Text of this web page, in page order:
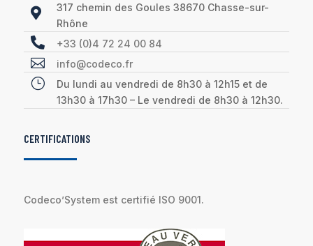

317 chemin des Goules 38670 Chasse-sur-
Rhône
 +33 (0)4 72 24 00 84
 info@codeco.fr
}
Du lundi au vendredi de 8h30 à 12h15 et de
13h30 à 17h30 – Le vendredi de 8h30 à 12h30.
CERTIFICATIONS
Codeco’System est certifié ISO 9001.